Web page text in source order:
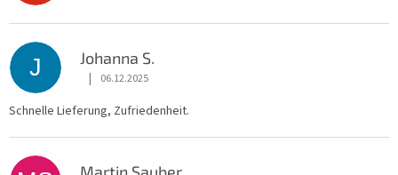
J Johanna S.
Die Shop-Bewertung beträgt 5 von 5 Sternen.
| 06.12.2025
Schnelle Lieferung, Zufriedenheit.